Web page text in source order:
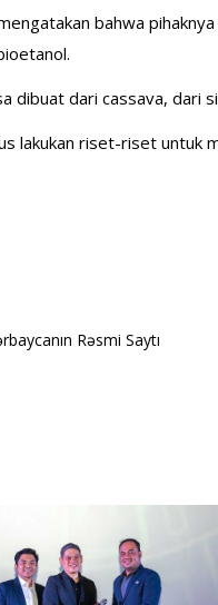
bahwa
dibuat dari cassava, dari
lakukan riset-riset untuk
Rəsmi Saytı